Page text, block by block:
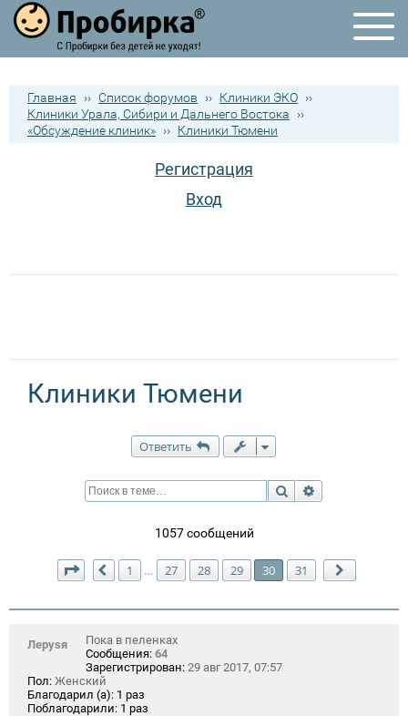
Главная ›› Список форумов ›› Клиники ЭКО ››
Клиники Урала, Сибири и Дальнего Востока
››
«Обсуждение клиник» ›› Клиники Тюмени
Регистрация
Вход
Клиники Тюмени
Ответить
Поиск
1057 сообщений
Страница 30 из31
Пред.
1 … 27 28 29 30 31
Лeрysя
Пока в пеленках
Сообщения: 64
Зарегистрирован: 29 авг 2017, 07:57
Пол: Женский
Благодарил (а): 1 раз
Поблагодарили: 1 раз